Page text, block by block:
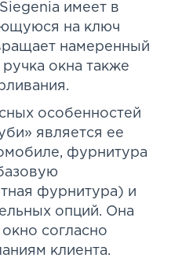
имеет в
на ключ
намеренный
окна также
особенностей
является ее
фурнитура
фурнитура) и
опций. Она
согласно
клиента.